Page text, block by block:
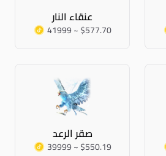
عنقاء النار
41999 ~ $577.70
صقر الرعد
39999 ~ $550.19